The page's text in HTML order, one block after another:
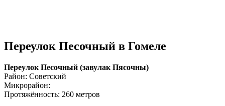
Переулок Песочный в Гомеле
Переулок Песочный (завулак Пясочны)
Район: Советский
Микрорайон:
Протяжённость: 260 метров